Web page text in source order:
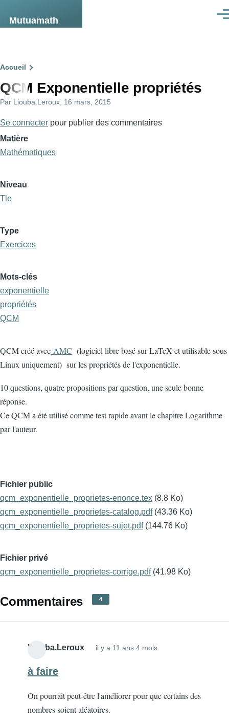
Mutuamath
Fil
d'Ariane
Accueil
QCM Exponentielle propriétés
Par Liouba.Leroux , 16 mars, 2015
Se connecter pour publier des commentaires
Matière
Mathématiques
Niveau
Tle
Type
Exercices
Mots-clés
exponentielle
propriétés
QCM
QCM créé avec AMC (logiciel libre basé sur LaTeX et utilisable sous
Linux uniquement) sur les propriétés de l'exponentielle.
10 questions, quatre propositions par question, une seule bonne
réponse.
Ce QCM a été utilisé comme test rapide avant le chapitre Logarithme
par l'auteur.
Fichier public
qcm_exponentielle_proprietes-enonce.tex (8.8 Ko)
qcm_exponentielle_proprietes-catalog.pdf (43.36 Ko)
qcm_exponentielle_proprietes-sujet.pdf (144.76 Ko)
Fichier privé
qcm_exponentielle_proprietes-corrige.pdf (41.98 Ko)
Commentaires 4
Liouba.Leroux il y a 11 ans 4 mois
à faire
On pourrait peut-être l'améliorer pour que certains des
nombres soient aléatoires.